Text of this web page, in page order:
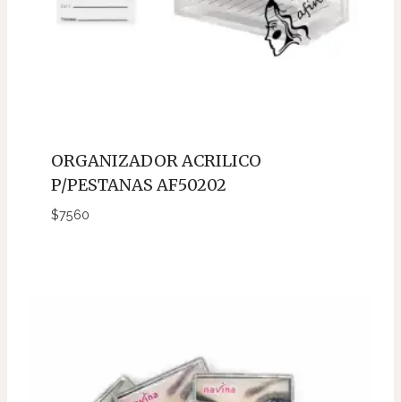
ORGANIZADOR ACRILICO
P/PESTANAS AF50202
$7560